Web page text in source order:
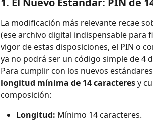
La modificación más relevante recae
(ese archivo digital indispensable para
vigor de estas disposiciones, el PIN o
ya no podrá ser un código simple de 4
Para cumplir con los nuevos
longitud mínima de 14 caracteres y
composición:
Longitud: Mínimo 14 caracteres.